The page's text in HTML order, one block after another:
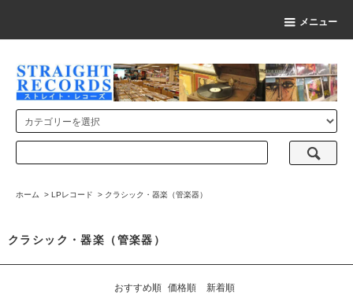
メニュー
ホーム > LPレコード > クラシック・器楽（管楽器）
クラシック・器楽（管楽器）
おすすめ順 価格順 新着順